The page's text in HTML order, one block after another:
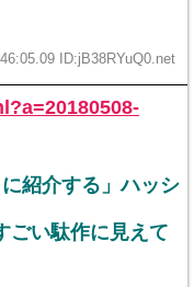
ID:jB38RYuQ0.net
紹介する」ハッシ
ごい駄作に見えて